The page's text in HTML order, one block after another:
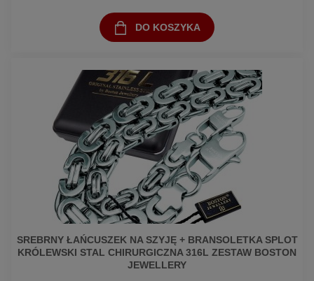
DO KOSZYKA
SREBRNY ŁAŃCUSZEK NA SZYJĘ + BRANSOLETKA SPLOT
KRÓLEWSKI STAL CHIRURGICZNA 316L ZESTAW BOSTON
JEWELLERY